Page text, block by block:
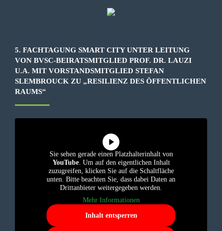
5. FACHTAGUNG SMART CITY UNTER LEITUNG
VON BVSC-BEIRATSMITGLIED PROF. DR. LAUZI
U.A. MIT VORSTANDSMITGLIED STEFAN
SLEMBROUCK ZU „RESILIENZ DES ÖFFENTLICHEN
RAUMS“
Sie sehen gerade einen Platzhalterinhalt von
YouTube. Um auf den eigentlichen Inhalt
zuzugreifen, klicken Sie auf die Schaltfläche
unten. Bitte beachten Sie, dass dabei Daten an
Drittanbieter weitergegeben werden.
Mehr Informationen
Inhalt entsperren